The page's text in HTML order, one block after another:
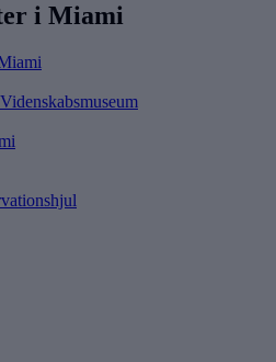
i Miami